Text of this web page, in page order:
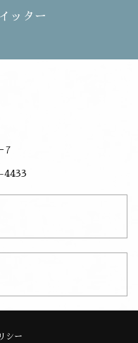
ッター
7
シー